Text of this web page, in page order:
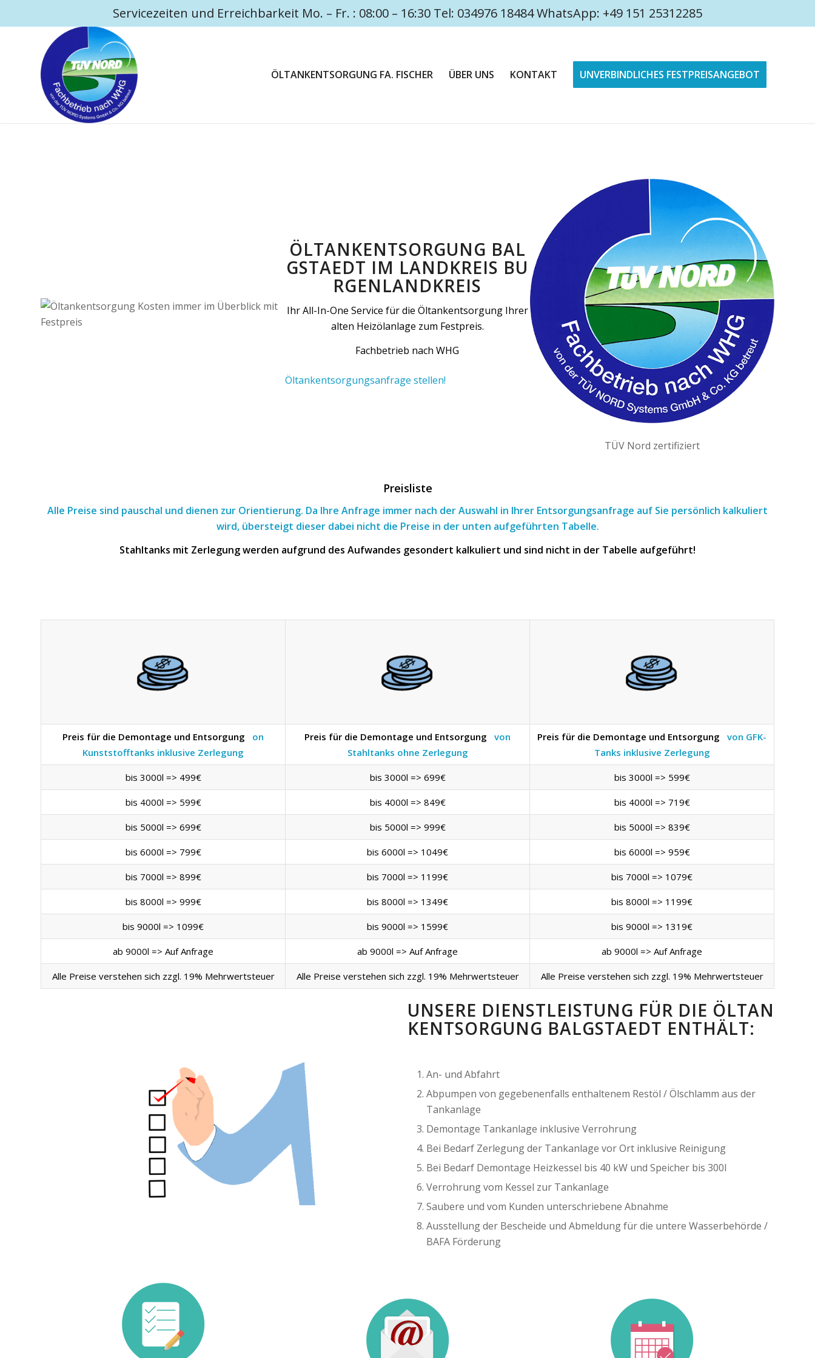
Servicezeiten und Erreichbarkeit Mo. – Fr. : 08:00 – 16:30 Tel: 034976 18484 WhatsApp: +49 151 25312285
ÖLTANKENTSORGUNG FA. FISCHER ÜBER UNS KONTAKT UNVERBINDLICHES FESTPREISANGEBOT
ÖLTANKENTSORGUNG BAL
GSTAEDT IM LANDKREIS BU
RGENLANDKREIS
Ihr All-In-One Service für die Öltankentsorgung Ihrer
alten Heizölanlage zum Festpreis.
Fachbetrieb nach WHG
Öltankentsorgungsanfrage stellen!
TÜV Nord zertifiziert
Preisliste
Alle Preise sind pauschal und dienen zur Orientierung. Da Ihre Anfrage immer nach der Auswahl in Ihrer Entsorgungsanfrage auf Sie persönlich kalkuliert
wird, übersteigt dieser dabei nicht die Preise in der unten aufgeführten Tabelle.
Stahltanks mit Zerlegung werden aufgrund des Aufwandes gesondert kalkuliert und sind nicht in der Tabelle aufgeführt!
Preis für die Demontage und Entsorgung
on
Kunststofftanks inklusive Zerlegung
Preis für die Demontage und Entsorgung
von
Stahltanks ohne Zerlegung
Preis für die Demontage und Entsorgung
von GFK-
Tanks inklusive Zerlegung
bis 3000l => 499€ bis 3000l => 699€ bis 3000l => 599€
bis 4000l => 599€ bis 4000l => 849€ bis 4000l => 719€
bis 5000l => 699€ bis 5000l => 999€ bis 5000l => 839€
bis 6000l => 799€ bis 6000l => 1049€ bis 6000l => 959€
bis 7000l => 899€ bis 7000l => 1199€ bis 7000l => 1079€
bis 8000l => 999€ bis 8000l => 1349€ bis 8000l => 1199€
bis 9000l => 1099€ bis 9000l => 1599€ bis 9000l => 1319€
ab 9000l => Auf Anfrage ab 9000l => Auf Anfrage ab 9000l => Auf Anfrage
Alle Preise verstehen sich zzgl. 19% Mehrwertsteuer Alle Preise verstehen sich zzgl. 19% Mehrwertsteuer Alle Preise verstehen sich zzgl. 19% Mehrwertsteuer
UNSERE DIENSTLEISTUNG FÜR DIE ÖLTAN
KENTSORGUNG BALGSTAEDT ENTHÄLT:
An- und Abfahrt
Abpumpen von gegebenenfalls enthaltenem Restöl / Ölschlamm aus der
Tankanlage
Demontage Tankanlage inklusive Verrohrung
Bei Bedarf Zerlegung der Tankanlage vor Ort inklusive Reinigung
Bei Bedarf Demontage Heizkessel bis 40 kW und Speicher bis 300l
Verrohrung vom Kessel zur Tankanlage
Saubere und vom Kunden unterschriebene Abnahme
Ausstellung der Bescheide und Abmeldung für die untere Wasserbehörde /
BAFA Förderung